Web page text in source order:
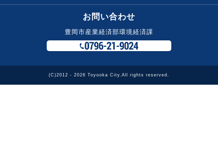
お問い合わせ
豊岡市産業経済部環境経済課
(C)2012 - 2026 Toyooka City.All rights reserved.